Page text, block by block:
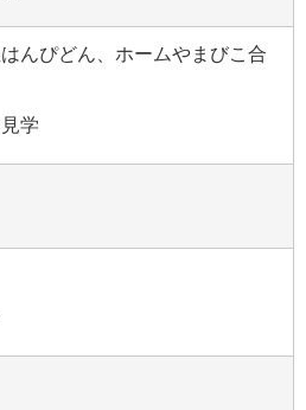
んぴどん、ホームやまびこ合
学